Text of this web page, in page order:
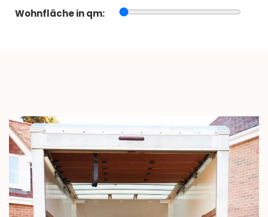
Wohnfläche in qm: